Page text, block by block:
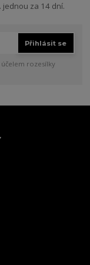
jednou za 14 dní.
Přihlásit se
účelem rozesílky